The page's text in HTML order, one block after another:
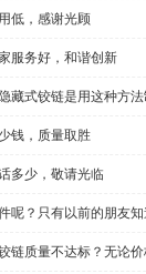
低，感谢光顾
服务好，和谐创新
藏式铰链是用这种方
钱，质量取胜
多少，敬请光临
呢？只有以前的朋友
链质量不达标？无论